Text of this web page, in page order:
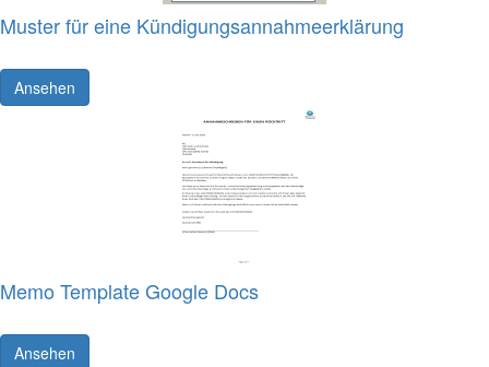
Muster für eine Kündigungsannahmeerklärung
Ansehen
Memo Template Google Docs
Ansehen